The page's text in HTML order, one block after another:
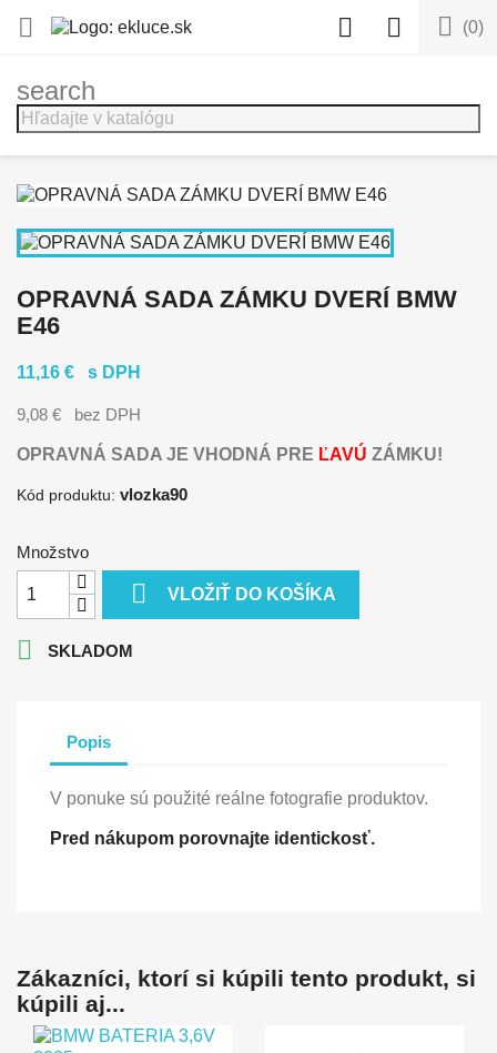
  (0)
 
search
OPRAVNÁ SADA ZÁMKU DVERÍ BMW
E46
11,16 € s DPH
9,08 € bez DPH
OPRAVNÁ SADA JE VHODNÁ PRE ĽAVÚ ZÁMKU!
Kód produktu: vlozka90
Množstvo
 VLOŽIŤ DO KOŠÍKA
 SKLADOM
Popis
V ponuke sú použité reálne fotografie produktov.
Pred nákupom porovnajte identickosť.
Zákazníci, ktorí si kúpili tento produkt, si
kúpili aj...